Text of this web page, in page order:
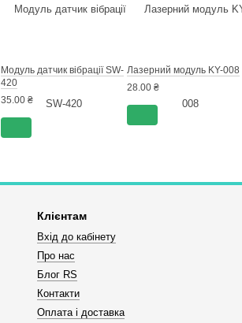
Модуль датчик вібрації SW-
420
35.00 ₴
Лазерний модуль KY-008
28.00 ₴
Клієнтам
Вхід до кабінету
Про нас
Блог RS
Контакти
Оплата і доставка